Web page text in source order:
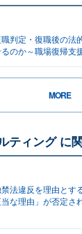
判定・復職後の
のか～職場復帰支
MORE
ティング に
禁法違反を理由と
な理由」が否定さ